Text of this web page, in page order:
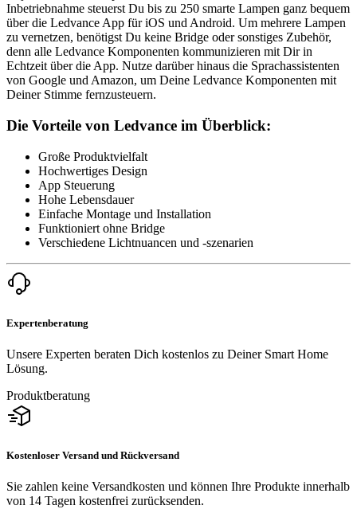
Inbetriebnahme steuerst Du bis zu 250 smarte Lampen ganz bequem
über die Ledvance App für iOS und Android. Um mehrere Lampen
zu vernetzen, benötigst Du keine Bridge oder sonstiges Zubehör,
denn alle Ledvance Komponenten kommunizieren mit Dir in
Echtzeit über die App. Nutze darüber hinaus die Sprachassistenten
von Google und Amazon, um Deine Ledvance Komponenten mit
Deiner Stimme fernzusteuern.
Die Vorteile von Ledvance im Überblick:
Große Produktvielfalt
Hochwertiges Design
App Steuerung
Hohe Lebensdauer
Einfache Montage und Installation
Funktioniert ohne Bridge
Verschiedene Lichtnuancen und -szenarien
Expertenberatung
Unsere Experten beraten Dich kostenlos zu Deiner Smart Home
Lösung.
Produktberatung
Kostenloser Versand und Rückversand
Sie zahlen keine Versandkosten und können Ihre Produkte innerhalb
von 14 Tagen kostenfrei zurücksenden.